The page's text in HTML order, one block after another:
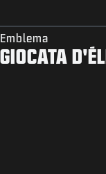
Emblema
GIOCATA